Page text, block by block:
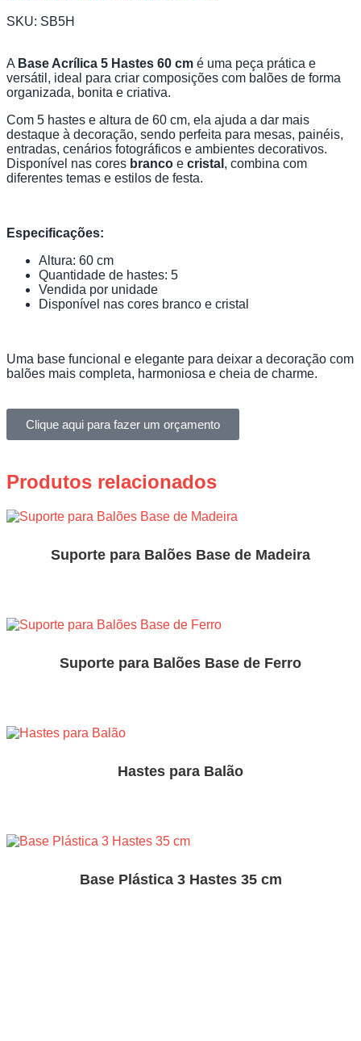
SKU: SB5H
A Base Acrílica 5 Hastes 60 cm é uma peça prática e
versátil, ideal para criar composições com balões de forma
organizada, bonita e criativa.
Com 5 hastes e altura de 60 cm, ela ajuda a dar mais
destaque à decoração, sendo perfeita para mesas, painéis,
entradas, cenários fotográficos e ambientes decorativos.
Disponível nas cores branco e cristal , combina com
diferentes temas e estilos de festa.
Especificações:
Altura: 60 cm
Quantidade de hastes: 5
Vendida por unidade
Disponível nas cores branco e cristal
Uma base funcional e elegante para deixar a decoração com
balões mais completa, harmoniosa e cheia de charme.
Clique aqui para fazer um orçamento
Produtos relacionados
Suporte para Balões Base de Madeira
Suporte para Balões Base de Ferro
Hastes para Balão
Base Plástica 3 Hastes 35 cm